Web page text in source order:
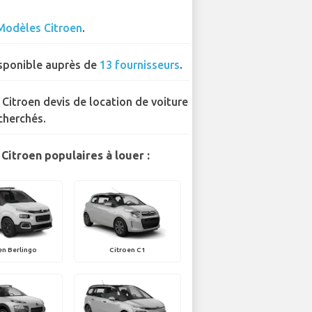
Citroen.
auprès de 13 fournisseurs.
Citroen devis de location de voiture
populaires à louer :
Berlingo Citroen C1